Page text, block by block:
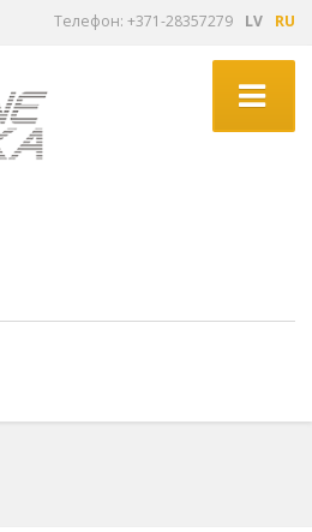
Tелефон: +371-28357279 LV RU